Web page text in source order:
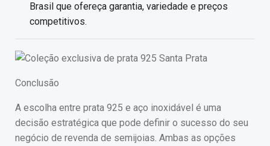
Brasil que ofereça garantia, variedade e preços
competitivos.
Conclusão
A escolha entre prata 925 e aço inoxidável é uma
decisão estratégica que pode definir o sucesso do seu
negócio de revenda de semijoias. Ambas as opções